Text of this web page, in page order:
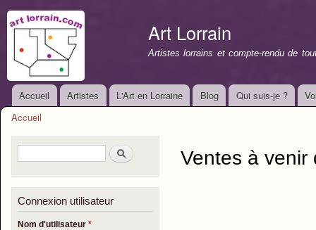
Art Lorrain
Artistes lorrains et compte-rendu de
Menu principal
Accueil Artistes L'Art en Lorraine Blog Qui suis-je ?
Accueil
Formulaire de rechercheRechercher
Connexion utilisateur
Nom d'utilisateur *
Ventes à venir